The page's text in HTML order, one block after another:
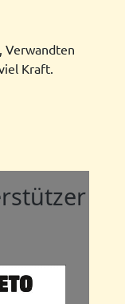
Verwandten
Kraft.